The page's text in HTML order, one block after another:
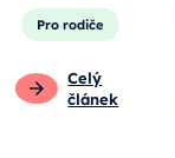
Pro rodiče
Celý
článek